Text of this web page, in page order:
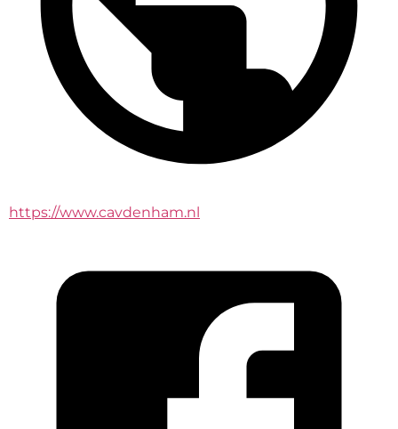
https://www.cavdenham.nl